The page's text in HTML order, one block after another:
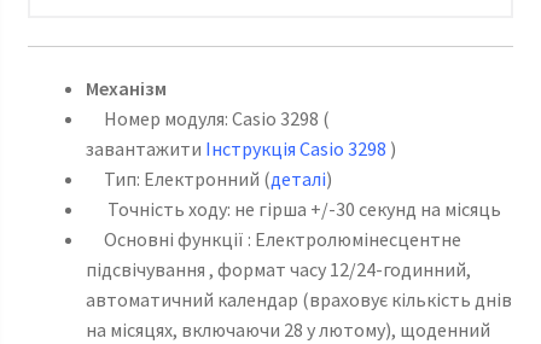
Механізм
Номер модуля: Casio 3298 (
завантажити Інструкція Casio 3298 )
Тип: Електронний (деталі)
Точність ходу: не гірша +/-30 секунд на місяць
Основні функції : Електролюмінесцентне
підсвічування , формат часу 12/24-годинний,
автоматичний календар (враховує кількість днів
на місяцях, включаючи 28 у лютому), щоденний